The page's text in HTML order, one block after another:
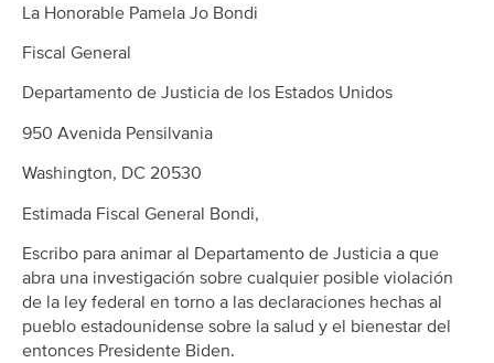
La Honorable Pamela Jo Bondi
Fiscal General
Departamento de Justicia de los Estados Unidos
950 Avenida Pensilvania
Washington, DC 20530
Estimada Fiscal General Bondi,
Escribo para animar al Departamento de Justicia a que
abra una investigación sobre cualquier posible violación
de la ley federal en torno a las declaraciones hechas al
pueblo estadounidense sobre la salud y el bienestar del
entonces Presidente Biden.